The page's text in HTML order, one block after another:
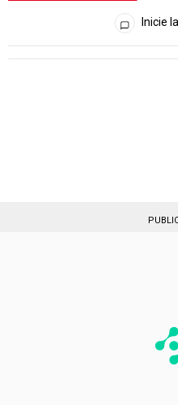
Todos los comentarios
Inicie